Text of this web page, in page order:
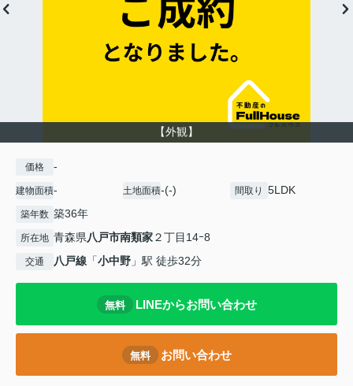
【外観】
価格 -
建物面積- 土地面積-(-) 間取り 5LDK
築年数 築36年
所在地 青森県八戸市南類家２丁目14ｰ8
交通 八戸線 「小中野 」駅 徒歩32分
無料 LINEからお問い合わせ
無料 お問い合わせ